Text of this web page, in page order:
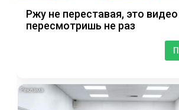
Ржу не переставая, это видео
пересмотришь не раз